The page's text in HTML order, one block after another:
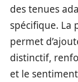
des tenues
spécifique. La
permet
distinctif,
et le